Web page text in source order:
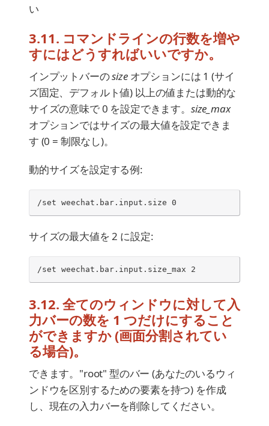
い
3.11. コマンドラインの行数を増や
すにはどうすればいいですか。
インプットバーのsizeオプションには 1 (サイ
ズ固定、デフォルト値) 以上の値または動的な
サイズの意味で 0 を設定できます。 size_max
オプションではサイズの最大値を設定できま
す (0 = 制限なし)。
動的サイズを設定する例:
/set weechat.bar.input.size 0
サイズの最大値を 2 に設定:
/set weechat.bar.input.size_max 2
3.12. 全てのウィンドウに対して入
力バーの数を 1 つだけにすること
ができますか (画面分割されてい
る場合)。
できます。"root" 型のバー (あなたのいるウィ
ンドウを区別するための要素を持つ) を作成
し、現在の入力バーを削除してください。